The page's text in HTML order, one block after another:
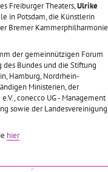
Freiburger Theaters, Ulrike
in Potsdam, die Künstlerin
Bremer Kammerphilharmonie
der gemeinnützigen Forum
Bundes und die Stiftung
Hamburg, Nordrhein-
Ministerien, der
conecco UG - Management
sowie der Landesvereinigung
hier